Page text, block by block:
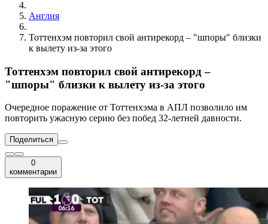
Англия
Тоттенхэм повторил свой антирекорд – "шпоры" близки
к вылету из-за этого
Тоттенхэм повторил свой антирекорд –
"шпоры" близки к вылету из-за этого
Очередное поражение от Тоттенхэма в АПЛ позволило им
повторить ужасную серию без побед 32-летней давности.
Поделиться
0
комментарии